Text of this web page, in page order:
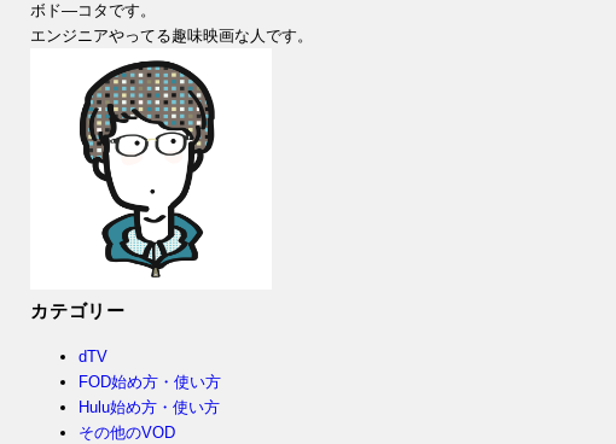
ボド―コタです。
エンジニアやってる趣味映画な人です。
カテゴリー
dTV
FOD始め方・使い方
Hulu始め方・使い方
その他のVOD